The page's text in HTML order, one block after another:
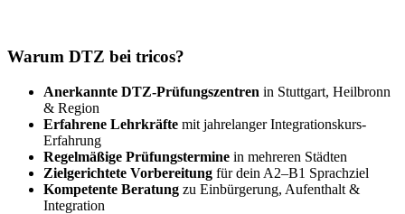
Warum DTZ bei tricos?
Anerkannte DTZ-Prüfungszentren in Stuttgart, Heilbronn
& Region
Erfahrene Lehrkräfte mit jahrelanger Integrationskurs-
Erfahrung
Regelmäßige Prüfungstermine in mehreren Städten
Zielgerichtete Vorbereitung für dein A2–B1 Sprachziel
Kompetente Beratung zu Einbürgerung, Aufenthalt &
Integration